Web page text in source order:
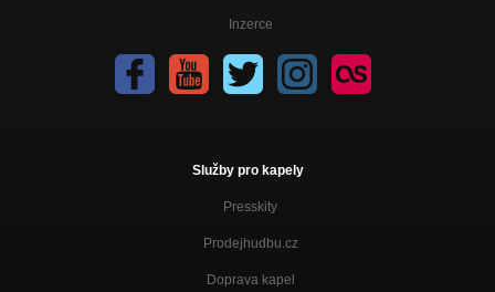
Inzerce
Služby pro kapely
Presskity
Prodejhudbu.cz
Doprava kapel